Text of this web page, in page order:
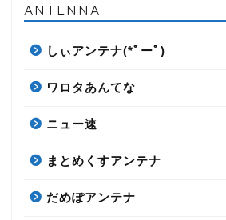
ANTENNA
しぃアンテナ(*ﾟーﾟ)
ワロタあんてな
ニュー速
まとめくすアンテナ
だめぽアンテナ